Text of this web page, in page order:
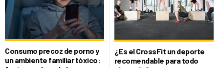
Consumo precoz de porno y
un ambiente familiar tóxico:
¿Es el CrossFit un deporte
recomendable para todo